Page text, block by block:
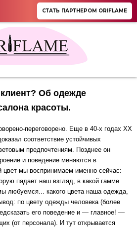
СТАТЬ ПАРТНЕРОМ ORIFLAME
Об одежде
красоты.
переговорено. Еще в 40-х годах XX
соответствие устойчивых
предпочтениям. Позднее он
и поведение меняются в
цвет мы воспринимаем именно сейчас:
падает наш взгляд, в какой гамме
любуемся... какого цвета наша одежда,
по цвету одежды человека (более
его поведение и — главное! —
(от персонала). И тут открывается